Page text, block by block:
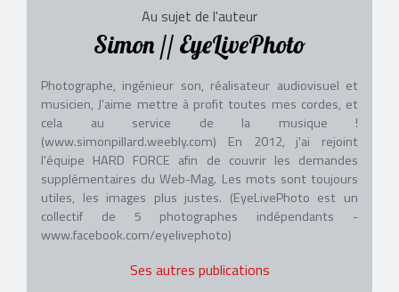
Au sujet de l'auteur
Simon // EyeLivePhoto
Photographe, ingénieur son, réalisateur audiovisuel et
musicien, J'aime mettre à profit toutes mes cordes, et
cela au service de la musique !
(www.simonpillard.weebly.com) En 2012, j'ai rejoint
l'équipe HARD FORCE afin de couvrir les demandes
supplémentaires du Web-Mag. Les mots sont toujours
utiles, les images plus justes. (EyeLivePhoto est un
collectif de 5 photographes indépendants -
www.facebook.com/eyelivephoto)
Ses autres publications